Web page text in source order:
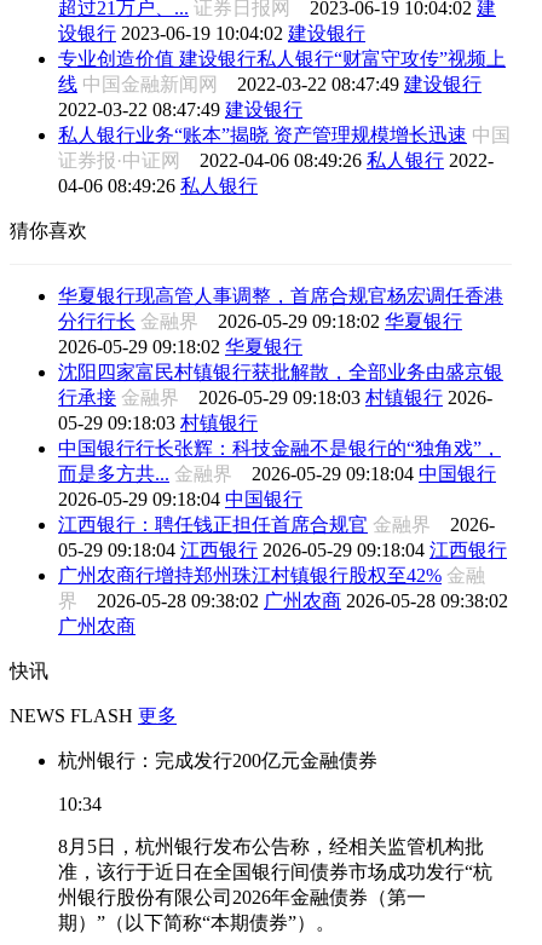
超过21万户、... 证券日报网 2023-06-19 10:04:02 建
设银行 2023-06-19 10:04:02 建设银行
专业创造价值 建设银行私人银行“财富守攻传”视频上
线 中国金融新闻网 2022-03-22 08:47:49 建设银行
2022-03-22 08:47:49 建设银行
私人银行业务“账本”揭晓 资产管理规模增长迅速 中国
证券报·中证网 2022-04-06 08:49:26 私人银行 2022-
04-06 08:49:26 私人银行
猜你喜欢
华夏银行现高管人事调整，首席合规官杨宏调任香港
分行行长 金融界 2026-05-29 09:18:02 华夏银行
2026-05-29 09:18:02 华夏银行
沈阳四家富民村镇银行获批解散，全部业务由盛京银
行承接 金融界 2026-05-29 09:18:03 村镇银行 2026-
05-29 09:18:03 村镇银行
中国银行行长张辉：科技金融不是银行的“独角戏”，
而是多方共... 金融界 2026-05-29 09:18:04 中国银行
2026-05-29 09:18:04 中国银行
江西银行：聘任钱正担任首席合规官 金融界 2026-
05-29 09:18:04 江西银行 2026-05-29 09:18:04 江西银行
广州农商行增持郑州珠江村镇银行股权至42% 金融
界 2026-05-28 09:38:02 广州农商 2026-05-28 09:38:02
广州农商
快讯
NEWS FLASH 更多
杭州银行：完成发行200亿元金融债券
10:34
8月5日，杭州银行发布公告称，经相关监管机构批
准，该行于近日在全国银行间债券市场成功发行“杭
州银行股份有限公司2026年金融债券（第一
期）”（以下简称“本期债券”）。